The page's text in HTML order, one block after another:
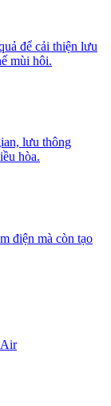
để cải thiện lưu
mùi hôi.
lưu thông
hòa.
điện mà còn tạo
Air